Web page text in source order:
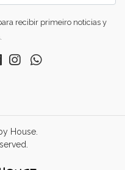
recibir primeiro noticias y
House.